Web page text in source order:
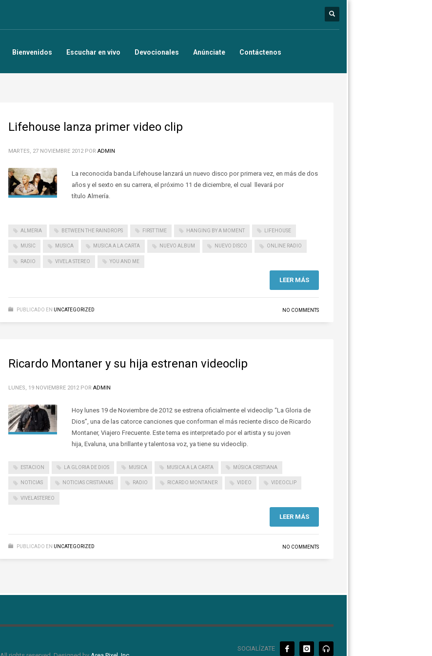
Bienvenidos Escuchar en vivo Devocionales Anúnciate Contáctenos
Lifehouse lanza primer video clip
MARTES, 27 NOVIEMBRE 2012 POR ADMIN
La reconocida banda Lifehouse lanzará un nuevo disco por primera vez, en más de dos
años y el sexto en su carrera, el próximo 11 de diciembre, el cual llevará por
título Almería.
ALMERIA BETWEEN THE RAINDROPS FIRST TIME HANGING BY A MOMENT LIFEHOUSE
MUSIC MUSICA MUSICA A LA CARTA NUEVO ALBUM NUEVO DISCO ONLINE RADIO
RADIO VIVELA STEREO YOU AND ME
LEER MÁS
PUBLICADO EN UNCATEGORIZED NO COMMENTS
Ricardo Montaner y su hija estrenan videoclip
LUNES, 19 NOVIEMBRE 2012 POR ADMIN
Hoy lunes 19 de Noviembre de 2012 se estrena oficialmente el videoclip “La Gloria de
Dios”, una de las catorce canciones que conforman el más reciente disco de Ricardo
Montaner, Viajero Frecuente. Este tema es interpretado por el artista y su joven
hija, Evaluna, una brillante y talentosa voz, ya tiene su videoclip.
ESTACION LA GLORIA DE DIOS MUSICA MUSICA A LA CARTA MÚSICA CRISTIANA
NOTICIAS NOTICIAS CRISTIANAS RADIO RICARDO MONTANER VIDEO VIDEOCLIP
VIVELASTEREO
LEER MÁS
PUBLICADO EN UNCATEGORIZED NO COMMENTS
SOCIALÍZATE